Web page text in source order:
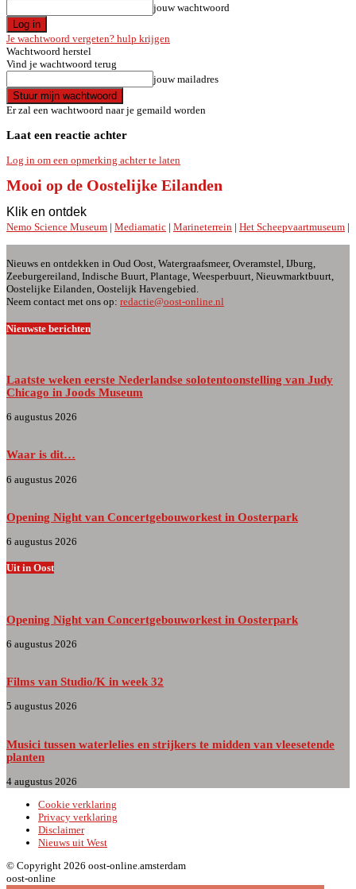
jouw wachtwoord
Je wachtwoord vergeten? hulp krijgen
Wachtwoord herstel
Vind je wachtwoord terug
jouw mailadres
Er zal een wachtwoord naar je gemaild worden
Laat een reactie achter
Log in om een opmerking achter te laten
Mooi op de Oostelijke Eilanden
Klik en ontdek
Nemo Science Museum | Mediamatic | Marineterrein | Het Scheepvaartmuseum |
Nieuws en ontdekken in Oud Oost, Watergraafsmeer, Overamstel, IJburg,
Zeeburgereiland, Indische Buurt, Plantage, Weesperbuurt, Nieuwmarktbuurt,
Oostelijke Eilanden, Oostelijk Havengebied.
Neem contact met ons op: redactie@oost-online.nl
Nieuwste berichten
Laatste weken eerste Nederlandse solotentoonstelling van Judy
Chicago in Joods Museum
6 augustus 2026
Waar is dit…
6 augustus 2026
Opening Night van Concertgebouworkest in Oosterpark
6 augustus 2026
Uit in Oost
Opening Night van Concertgebouworkest in Oosterpark
6 augustus 2026
Films van Studio/K in week 32
5 augustus 2026
Musici tussen waterlelies en strijkers te midden van vleesetende
planten
4 augustus 2026
Cookie verklaring
Privacy verklaring
Disclaimer
Nieuws uit West
© Copyright 2026 oost-online.amsterdam
oost-online